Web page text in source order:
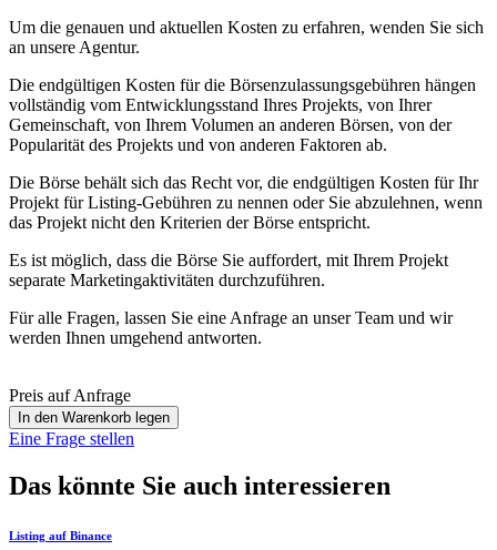
Um die genauen und aktuellen Kosten zu erfahren, wenden Sie sich
an unsere Agentur.
Die endgültigen Kosten für die Börsenzulassungsgebühren hängen
vollständig vom Entwicklungsstand Ihres Projekts, von Ihrer
Gemeinschaft, von Ihrem Volumen an anderen Börsen, von der
Popularität des Projekts und von anderen Faktoren ab.
Die Börse behält sich das Recht vor, die endgültigen Kosten für Ihr
Projekt für Listing-Gebühren zu nennen oder Sie abzulehnen, wenn
das Projekt nicht den Kriterien der Börse entspricht.
Es ist möglich, dass die Börse Sie auffordert, mit Ihrem Projekt
separate Marketingaktivitäten durchzuführen.
Für alle Fragen, lassen Sie eine Anfrage an unser Team und wir
werden Ihnen umgehend antworten.
Preis auf Anfrage
In den Warenkorb legen
Eine Frage stellen
Das könnte Sie auch interessieren
Listing auf Binance